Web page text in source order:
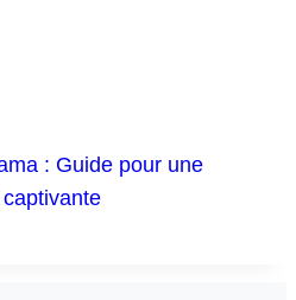
: Guide pour une